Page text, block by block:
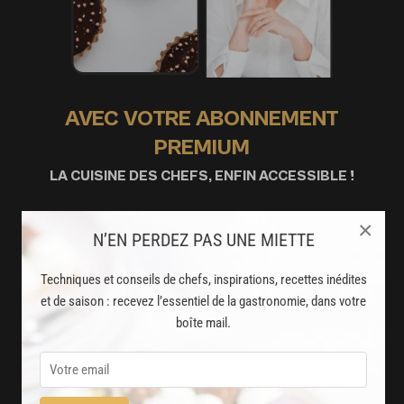
N’EN PERDEZ PAS UNE MIETTE
Techniques et conseils de chefs, inspirations, recettes inédites
et de saison : recevez l’essentiel de la gastronomie, dans votre
boîte mail.
×
AVEC VOTRE ABONNEMENT
PREMIUM
LA CUISINE DES CHEFS, ENFIN ACCESSIBLE !
8000
recettes exclusives
2000vidéos de recettes
et techniques de cuisine et pâtisserie
Des nouveautés
disponibles chaque semaine